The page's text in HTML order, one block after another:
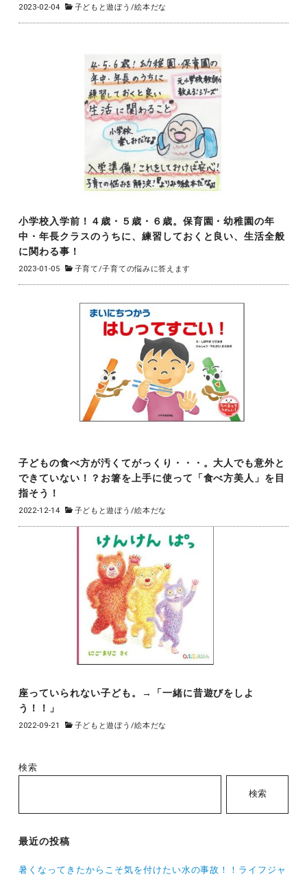
2023-02-04 子どもと遊ぼう /絵本だな
小学校入学前！４歳・５歳・６歳。保育園・幼稚園の年
中・年長クラスのうちに、練習しておくと良い、生活全般
に関わる事！
2023-01-05 子育て/子育ての悩みに答えます
子どもの食べ方が汚くてがっくり・・・。大人でも意外と
できていない！？お箸を上手に使って「食べ方美人」を目
指そう！
2022-12-14 子どもと遊ぼう /絵本だな
座っていられない子ども。→「一緒に昔遊びをしよ
う！！」
2022-09-21 子どもと遊ぼう /絵本だな
検索
検索
最近の投稿
暑くなってきたからこそ気を付けたい水の事故！！ライフジャ